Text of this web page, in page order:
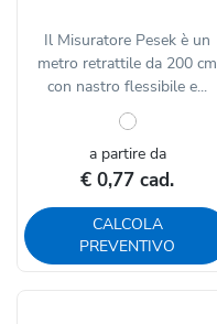
Il Misuratore Pesek è un
metro retrattile da 200 cm
con nastro flessibile e...
a partire da
€ 0,77 cad.
CALCOLA
PREVENTIVO